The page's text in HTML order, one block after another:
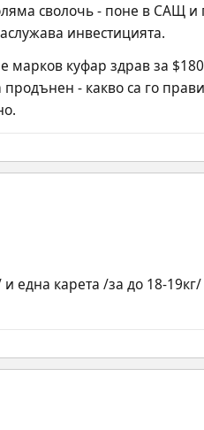
сволочь - поне в САЩ
инвестицията.
куфар здрав за
- какво са го
една карета /за до 18-